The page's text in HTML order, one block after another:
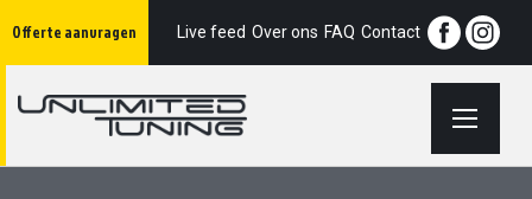
Offerte aanvragen
naarLive feed Over ons FAQ Contact